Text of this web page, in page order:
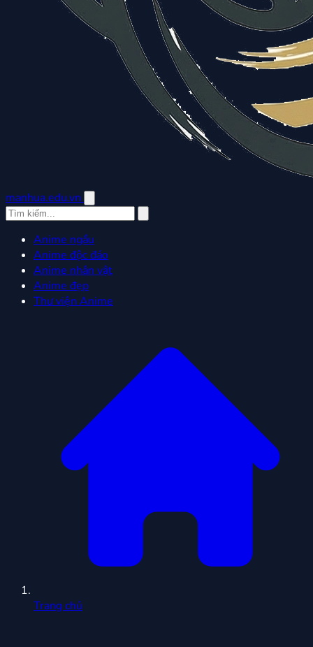
manhua.edu.vn
Anime ngầu
Anime độc đáo
Anime nhân vật
Anime đẹp
Thư viện Anime
Trang chủ